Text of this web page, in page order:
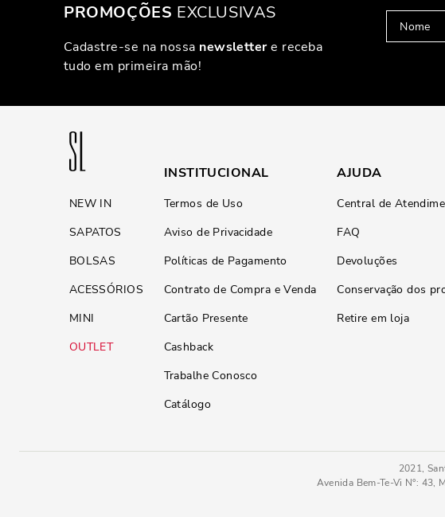
PROMOÇÕES EXCLUSIVAS
Cadastre-se na nossa newslettere receba
tudo em primeira mão!
NEW IN
SAPATOS
BOLSAS
ACESSÓRIOS
MINI
OUTLET
INSTITUCIONAL
Termos de Uso
Aviso de Privacidade
Políticas de Pagamento
Contrato de Compra e Venda
Cartão Presente
Cashback
Trabalhe Conosco
Catálogo
AJUDA
Central de
FAQ
Devoluções
Conservação dos
Retire em loja
2021,
Avenida Bem-Te-Vi N°: 43,